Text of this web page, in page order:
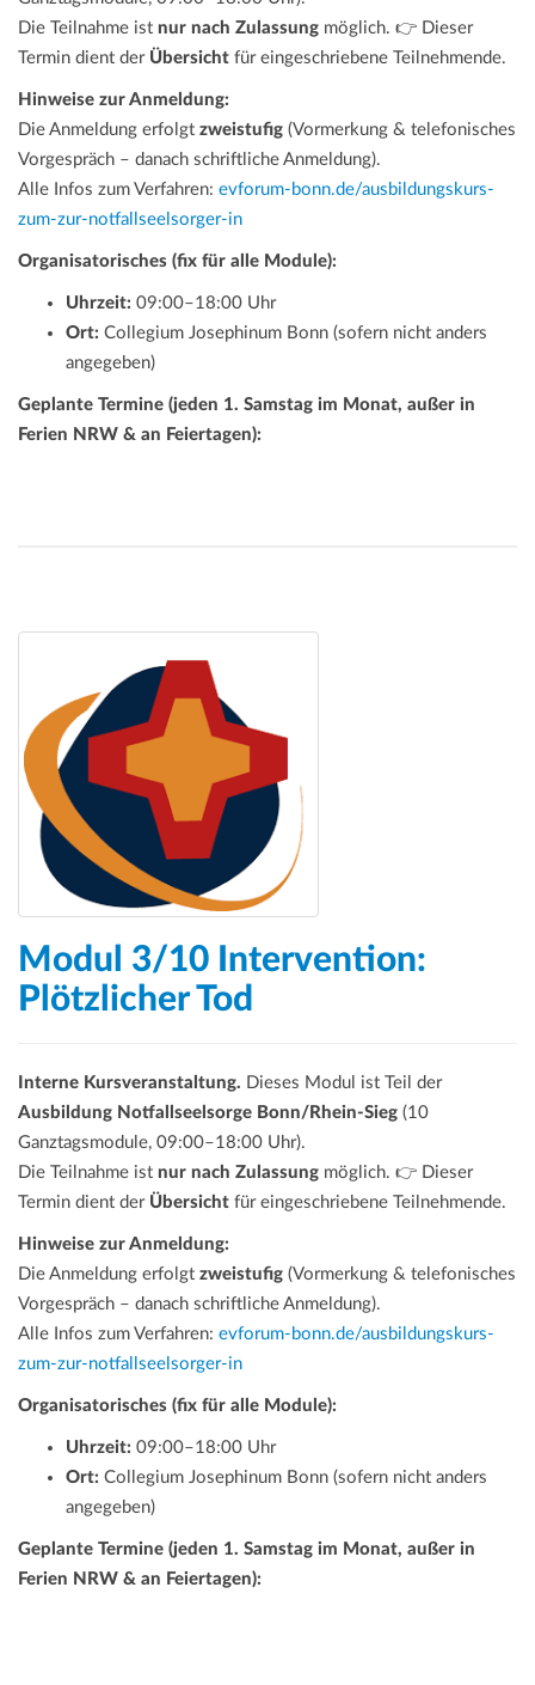
Die Teilnahme ist nur nach Zulassung möglich. 👉 Dieser
Termin dient der Übersicht für eingeschriebene Teilnehmende.
Hinweise zur Anmeldung:
Die Anmeldung erfolgt zweistufig (Vormerkung & telefonisches
Vorgespräch – danach schriftliche Anmeldung).
Alle Infos zum Verfahren: evforum-bonn.de/ausbildungskurs-
zum-zur-notfallseelsorger-in
Organisatorisches (fix für alle Module):
Uhrzeit: 09:00–18:00 Uhr
Ort: Collegium Josephinum Bonn (sofern nicht anders
angegeben)
Geplante Termine (jeden 1. Samstag im Monat, außer in
Ferien NRW & an Feiertagen):
Modul 3/10 Intervention:
Plötzlicher Tod
Interne Kursveranstaltung. Dieses Modul ist Teil der
Ausbildung Notfallseelsorge Bonn/Rhein-Sieg (10
Ganztagsmodule, 09:00–18:00 Uhr).
Die Teilnahme ist nur nach Zulassung möglich. 👉 Dieser
Termin dient der Übersicht für eingeschriebene Teilnehmende.
Hinweise zur Anmeldung:
Die Anmeldung erfolgt zweistufig (Vormerkung & telefonisches
Vorgespräch – danach schriftliche Anmeldung).
Alle Infos zum Verfahren: evforum-bonn.de/ausbildungskurs-
zum-zur-notfallseelsorger-in
Organisatorisches (fix für alle Module):
Uhrzeit: 09:00–18:00 Uhr
Ort: Collegium Josephinum Bonn (sofern nicht anders
angegeben)
Geplante Termine (jeden 1. Samstag im Monat, außer in
Ferien NRW & an Feiertagen):